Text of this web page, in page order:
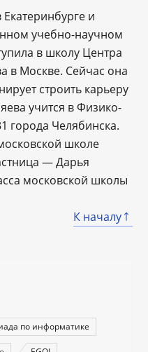
и
учебно-научном
в школу Центра
в Москве. Сейчас она
строить карьеру
учится в Физико-
города Челябинска.
школе
— Дарья
московской школы
К началу
по информатике